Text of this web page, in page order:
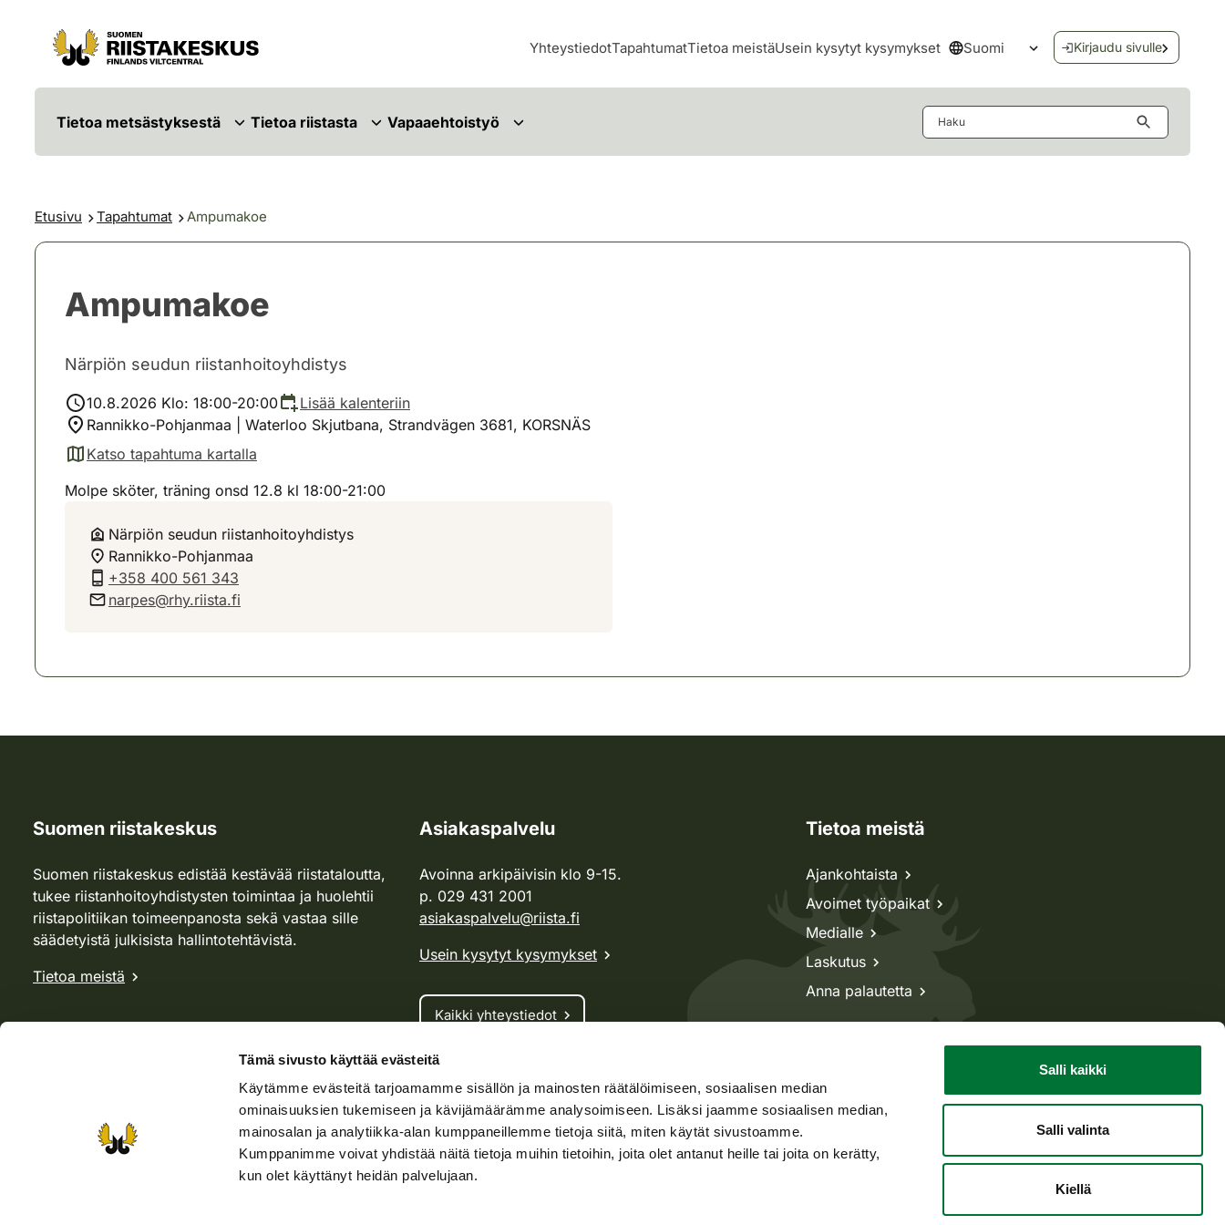
Tämä sivusto käyttää evästeitä
Käytämme evästeitä tarjoamamme sisällön ja mainosten räätälöimiseen, sosiaalisen median
ominaisuuksien tukemiseen ja kävijämäärämme analysoimiseen. Lisäksi jaamme sosiaalisen median,
mainosalan ja analytiikka-alan kumppaneillemme tietoja siitä, miten käytät sivustoamme.
Kumppanimme voivat yhdistää näitä tietoja muihin tietoihin, joita olet antanut heille tai joita on kerätty,
kun olet käyttänyt heidän palvelujaan.
Salli kaikki
Salli valinta
Kiellä
Siirry sisältöön
Siirry sivustokarttaan
YhteystiedotTapahtumatTietoa meistäUsein kysytyt kysymykset Suomi
Avaa kielivalikko
Kirjaudu sivulle
Tietoa metsästyksestä Tietoa riistasta Vapaaehtoistyö
Etusivu Tapahtumat Ampumakoe
Ampumakoe
Närpiön seudun riistanhoitoyhdistys
10.8.2026 Klo: 18:00-20:00
Lisää kalenteriin
Rannikko-Pohjanmaa | Waterloo Skjutbana, Strandvägen 3681, KORSNÄS
Katso tapahtuma kartalla
(avautuu uuteen välilehteen)
Molpe sköter, träning onsd 12.8 kl 18:00-21:00
Närpiön seudun riistanhoitoyhdistys
Rannikko-Pohjanmaa
+358 400 561 343
narpes@rhy.riista.fi
Suomen riistakeskus
Suomen riistakeskus edistää kestävää riistataloutta,
tukee riistanhoitoyhdistysten toimintaa ja huolehtii
riistapolitiikan toimeenpanosta sekä vastaa sille
säädetyistä julkisista hallintotehtävistä.
Tietoa meistä
Asiakaspalvelu
Avoinna arkipäivisin klo 9-15.
p. 029 431 2001
asiakaspalvelu@riista.fi
Usein kysytyt kysymykset
Kaikki yhteystiedot
Metsästyskortti-asiat
Oma riista -asiat
Lupa-asiat
Tietoa meistä
Ajankohtaista
Avoimet työpaikat
Medialle
Laskutus
Anna palautetta